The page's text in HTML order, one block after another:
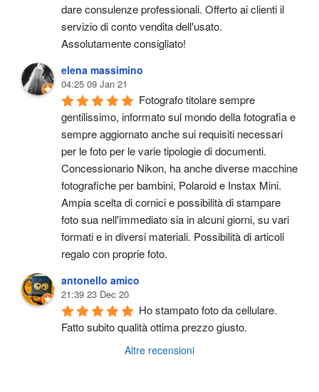
dare consulenze professionali. Offerto ai clienti il
servizio di conto vendita dell'usato.
Assolutamente consigliato!
elena massimino
04:25 09 Jan 21
Fotografo titolare sempre
gentilissimo, informato sul mondo della fotografia e
sempre aggiornato anche sui requisiti necessari
per le foto per le varie tipologie di documenti.
Concessionario Nikon, ha anche diverse macchine
fotografiche per bambini, Polaroid e Instax Mini.
Ampia scelta di cornici e possibilità di stampare
foto sua nell'immediato sia in alcuni giorni, su vari
formati e in diversi materiali. Possibilità di articoli
regalo con proprie foto.
antonello amico
21:39 23 Dec 20
Ho stampato foto da cellulare.
Fatto subito qualità ottima prezzo giusto.
Altre recensioni